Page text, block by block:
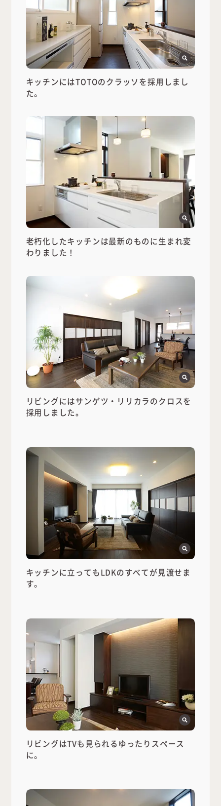
キッチンにはTOTOのクラッソを採用しまし
た。
老朽化したキッチンは最新のものに生まれ変
わりました！
リビングにはサンゲツ・リリカラのクロスを
採用しました。
キッチンに立ってもLDKのすべてが見渡せま
す。
リビングはTVも見られるゆったりスペース
に。